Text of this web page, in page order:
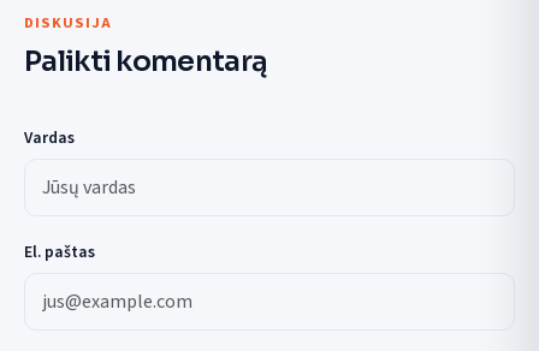
DISKUSIJA
Palikti komentarą
Vardas
El. paštas